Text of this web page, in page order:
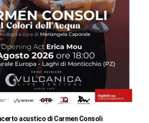
acustico di Carmen Consoli